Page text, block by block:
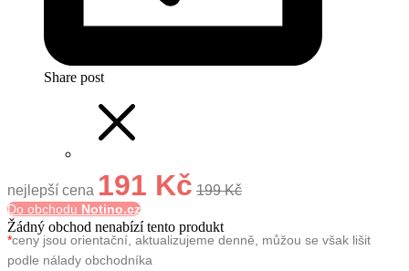
Share post
nejlepší cena 191 Kč 199 Kč
Do obchodu Notino.cz
Žádný obchod nenabízí tento produkt
*ceny jsou orientační, aktualizujeme denně, můžou se však lišit
podle nálady obchodníka